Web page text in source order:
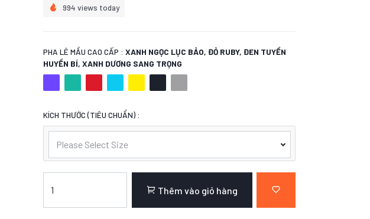
994 views today
PHA LÊ MẦU CAO CẤP : XANH NGỌC LỤC BẢO, ĐỎ RUBY, ĐEN TUYỀN
HUYỀN BÍ, XANH DƯƠNG SANG TRỌNG
KÍCH THƯỚC (TIÊU CHUẨN) :
Please Select Size
Thêm vào giỏ hàng